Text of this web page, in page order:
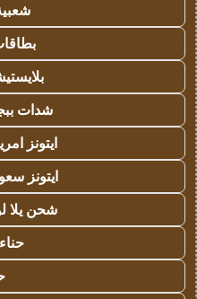
شدات
ايتونز
ايتونز
شحن يلا